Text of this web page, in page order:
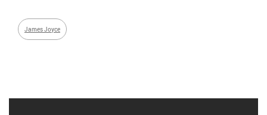
James Joyce